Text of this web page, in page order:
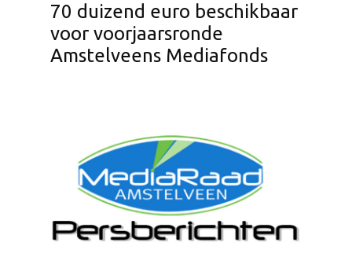
70 duizend euro beschikbaar
voor voorjaarsronde
Amstelveens Mediafonds